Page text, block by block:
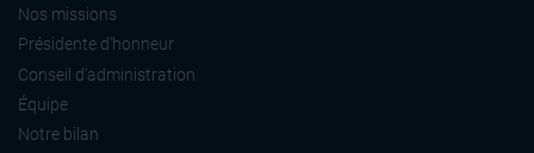
Nos missions
Présidente d'honneur
Conseil d'administration
Équipe
Notre bilan